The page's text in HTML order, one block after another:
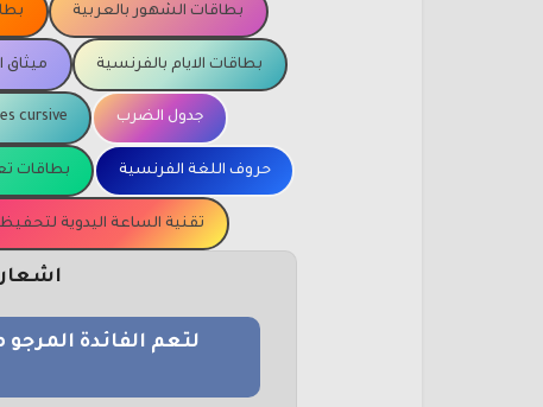
بطاقات الشهور بالعربية
بطاقات الايام بالفرنسية ميثاق
جدول الضرب cursive
حروف اللغة الفرنسية بطاقات
تقنية الساعة اليدوية
اشعار
لتعم الفائدة